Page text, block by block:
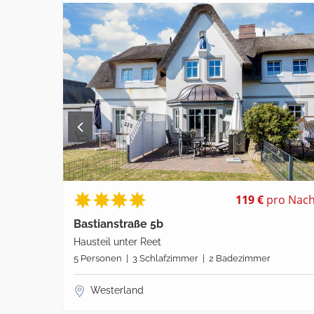
119 € pro
Bastianstraße 5b
Hausteil unter Reet
5 Personen | 3 Schlafzimmer | 2 Badezimmer
Westerland